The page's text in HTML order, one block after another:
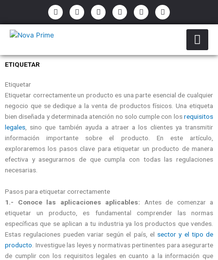
contenido
P
h
o
l
E
n
v
e
F
a
c
k
I
n
s
a
Y
o
u
W
h
a
p
ETIQUETAR
Etiquetar
Etiquetar correctamente un producto es una parte esencial de cualquier
negocio que se dedique a la venta de productos físicos. Una etiqueta
bien diseñada y determinada atención no solo cumple con losrequisitos
legales , sino que también ayuda a atraer a los clientes ya transmitir
información importante sobre el producto. En este artículo,
exploraremos los pasos clave para etiquetar un producto de manera
efectiva y asegurarnos de que cumpla con todas las regulaciones
necesarias.
Pasos para etiquetar correctamente
1.- Conoce las aplicaciones aplicables: Antes de comenzar a
etiquetar un producto, es fundamental comprender las normas
específicas que se aplican a tu industria ya los productos que vendes.
Estas regulaciones pueden variar según el país, el sector y el tipo de
producto . Investigue las leyes y normativas pertinentes para asegurarte
de cumplir con los requisitos legales en cuanto a la información que